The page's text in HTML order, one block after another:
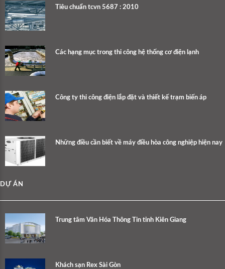
Tiêu chuẩn tcvn 5687 : 2010
Các hạng mục trong thi công hệ thống cơ điện lạnh
Công ty thi công điện lắp đặt và thiết kế trạm biến áp
Những điều cần biết về máy điều hòa công nghiệp hiện nay
DỰ ÁN
Trung tâm Văn Hóa Thông Tin tỉnh Kiên Giang
Khách sạn Rex Sài Gòn